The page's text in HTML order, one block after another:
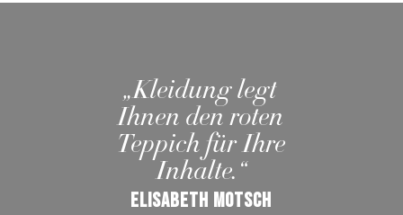
„Kleidung legt
Ihnen den roten
Teppich für Ihre
Inhalte.“
Elisabeth Motsch